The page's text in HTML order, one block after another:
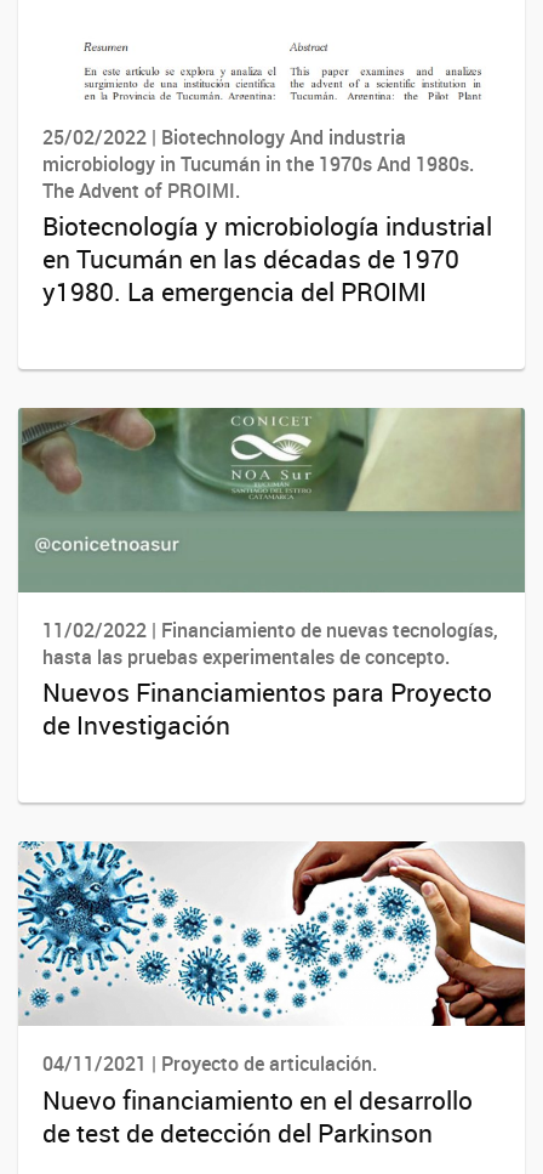
25/02/2022 | Biotechnology And industria
microbiology in Tucumán in the 1970s And 1980s.
The Advent of PROIMI.
Biotecnología y microbiología industrial
en Tucumán en las décadas de 1970
y1980. La emergencia del PROIMI
11/02/2022 | Financiamiento de nuevas tecnologías,
hasta las pruebas experimentales de concepto.
Nuevos Financiamientos para Proyecto
de Investigación
04/11/2021 | Proyecto de articulación.
Nuevo financiamiento en el desarrollo
de test de detección del Parkinson